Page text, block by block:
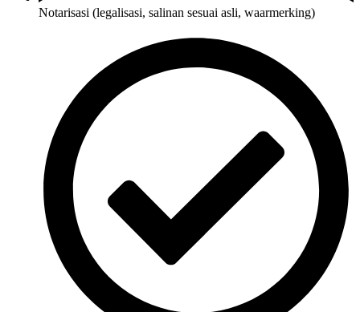
Notarisasi (legalisasi, salinan sesuai asli, waarmerking)